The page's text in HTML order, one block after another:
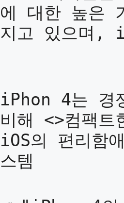
에 대한 높은
지고 있으며,
iPhon 4는 경
비해 <>컴팩트
iOS의 편리함
스템